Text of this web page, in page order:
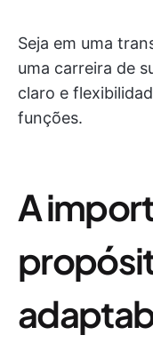
Seja em uma
uma carreira de
claro e
funções.
A